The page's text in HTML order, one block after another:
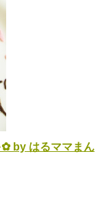
by はるママまん